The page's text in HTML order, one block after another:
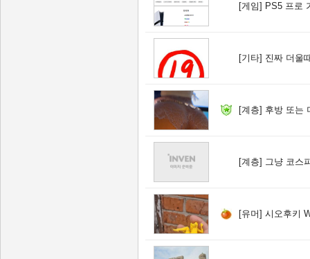
[게임] PS5 프로
[기타] 진짜 더울
[계층] 후방 또는
[계층] 그냥 코스
[유머] 시오후키